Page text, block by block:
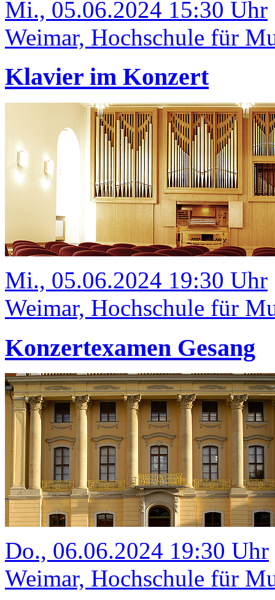
Mi., 05.06.2024 15:30 Uhr
Weimar, Hochschule für
Klavier im Konzert
Mi., 05.06.2024 19:30 Uhr
Weimar, Hochschule für
Konzertexamen Gesang
Do., 06.06.2024 19:30 Uhr
Weimar, Hochschule für